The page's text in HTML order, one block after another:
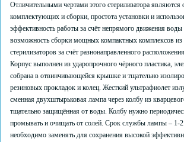
Отличительными чертами этого стерилизатора являются
комплектующих и сборки, простота установки и
эффективность работы за счёт непрямого движения воды
возможность сборки мощных компактных комплексов из
стерилизаторов за счёт разнонаправленного
Корпус выполнен из ударопрочного чёрного пластика,
собрана в отвинчивающейся крышке и тщательно
резиновых прокладок и колец. Жесткий ультрафиолет
сменная двухштырьковая лампа через колбу из
тщательно защищённая от воды. Колбу нужно
промывать и очищать от солей. Срок службы лампы – 1-2
необходимо заменять для сохранения высокой